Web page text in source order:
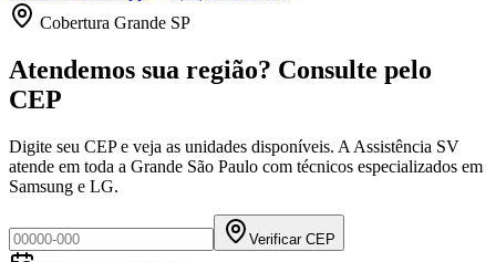
Cobertura Grande SP
Atendemos sua região? Consulte pelo
CEP
Digite seu CEP e veja as unidades disponíveis. A Assistência SV
atende em toda a Grande São Paulo com técnicos especializados em
Samsung e LG.
Verificar CEP